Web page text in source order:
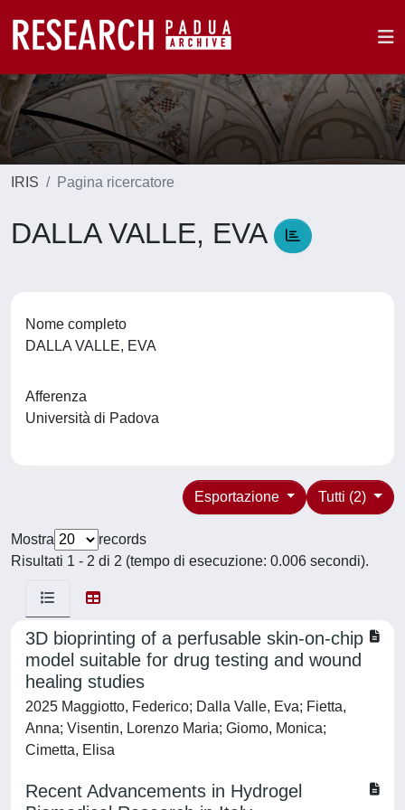
IRIS Pagina ricercatore
DALLA VALLE, EVA
Nome completo
DALLA VALLE, EVA
Afferenza
Università di Padova
Tutti (2)
Esportazione
Mostra
records
Risultati 1 - 2 di 2 (tempo di esecuzione: 0.006 secondi).
3D bioprinting of a perfusable skin-on-chip
model suitable for drug testing and wound
healing studies
2025 Maggiotto, Federico; Dalla Valle, Eva; Fietta,
Anna; Visentin, Lorenzo Maria; Giomo, Monica;
Cimetta, Elisa
Recent Advancements in Hydrogel